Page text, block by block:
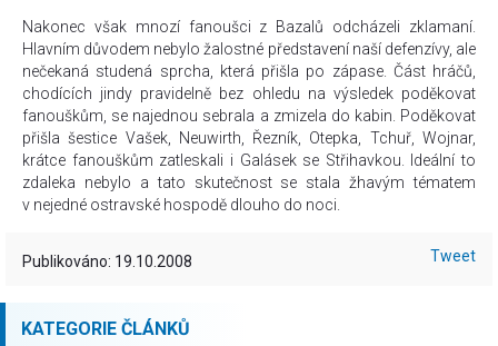
Nakonec však mnozí fanoušci z Bazalů odcházeli zklamaní.
Hlavním důvodem nebylo žalostné představení naší defenzívy, ale
nečekaná studená sprcha, která přišla po zápase. Část hráčů,
chodících jindy pravidelně bez ohledu na výsledek poděkovat
fanouškům, se najednou sebrala a zmizela do kabin. Poděkovat
přišla šestice Vašek, Neuwirth, Řezník, Otepka, Tchuř, Wojnar,
krátce fanouškům zatleskali i Galásek se Střihavkou. Ideální to
zdaleka nebylo a tato skutečnost se stala žhavým tématem
v nejedné ostravské hospodě dlouho do noci.
Publikováno: 19.10.2008 Tweet
KATEGORIE ČLÁNKŮ